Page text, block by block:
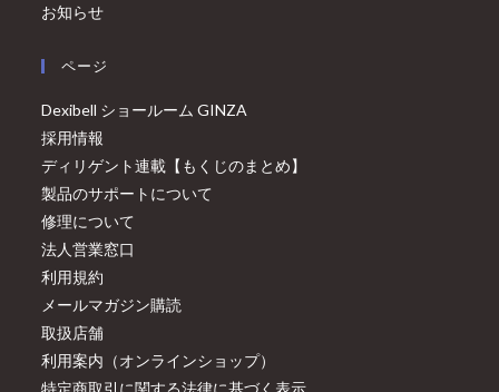
お知らせ
ページ
Dexibell ショールーム GINZA
採用情報
ディリゲント連載【もくじのまとめ】
製品のサポートについて
修理について
法人営業窓口
利用規約
メールマガジン購読
取扱店舗
利用案内（オンラインショップ）
特定商取引に関する法律に基づく表示